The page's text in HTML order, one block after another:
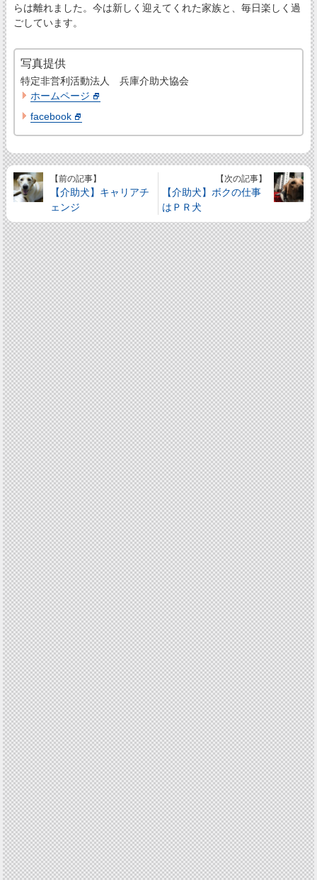
らは離れました。今は新しく迎えてくれた家族と、毎日楽しく過
ごしています。
写真提供
特定非営利活動法人 兵庫介助犬協会
ホームページ
facebook
【前の記事】
【介助犬】キャリアチ
ェンジ
【次の記事】
【介助犬】ボクの仕事
はＰＲ犬